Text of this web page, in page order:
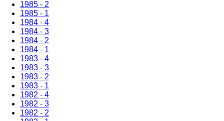
1985 - 2
1985 - 1
1984 - 4
1984 - 3
1984 - 2
1984 - 1
1983 - 4
1983 - 3
1983 - 2
1983 - 1
1982 - 4
1982 - 3
1982 - 2